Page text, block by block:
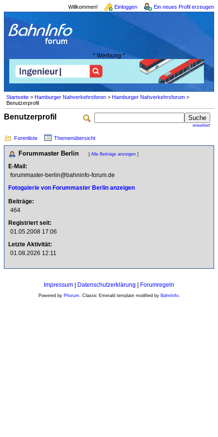
Willkommen! Einloggen Ein neues Profil erzeugen
* Werbung *
Startseite > Hamburger Nahverkehrsforen > Hamburger Nahverkehrsforum >
Benutzerprofil
erweitert
Benutzerprofil
Forenliste Themenübersicht
Forummaster Berlin [ Alle Beiträge anzeigen ]
E-Mail:
forummaster-berlin@bahninfo-forum.de
Fotogalerie von Forummaster Berlin anzeigen
Beiträge:
464
Registriert seit:
01.05.2008 17:06
Letzte Aktivität:
01.08.2026 12:11
Impressum Datenschutzerklärung Forumregeln
Powered by Phorum. Classic Emerald template modified by BahnInfo.